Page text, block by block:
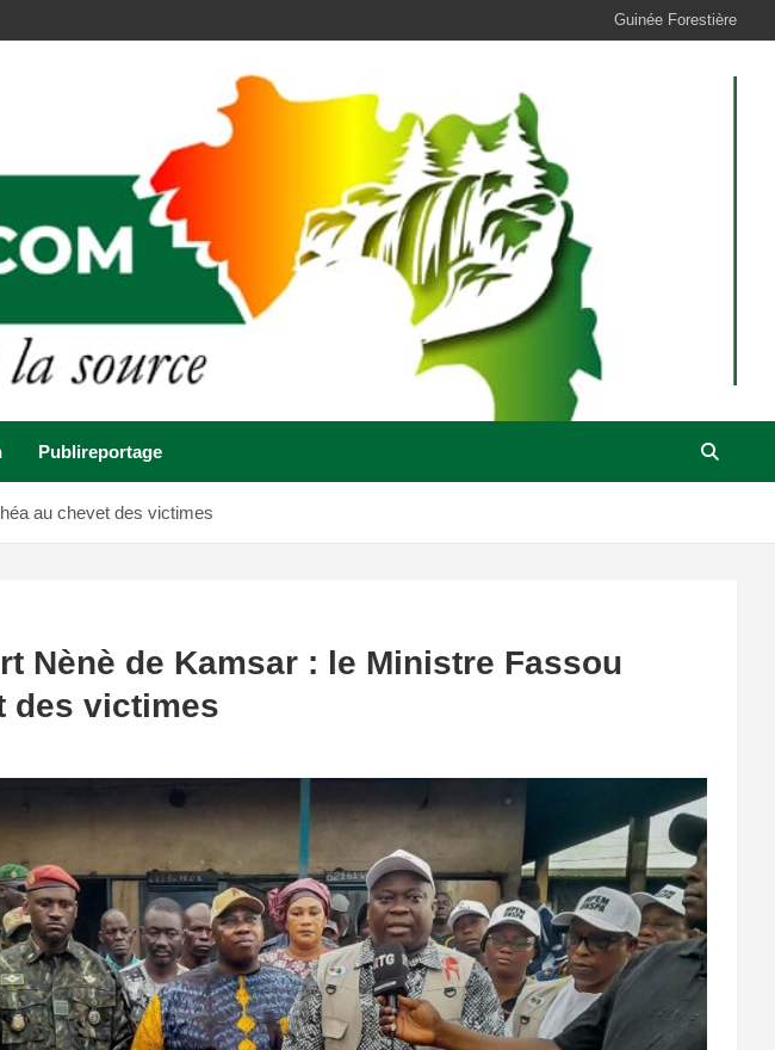
Guinée Forestière
Publireportage
au chevet des victimes
Nènè de Kamsar : le Ministre Fassou
des victimes